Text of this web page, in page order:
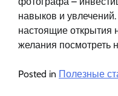
навыков и
настоящие открытия
желания посмотреть
Posted in Полезные